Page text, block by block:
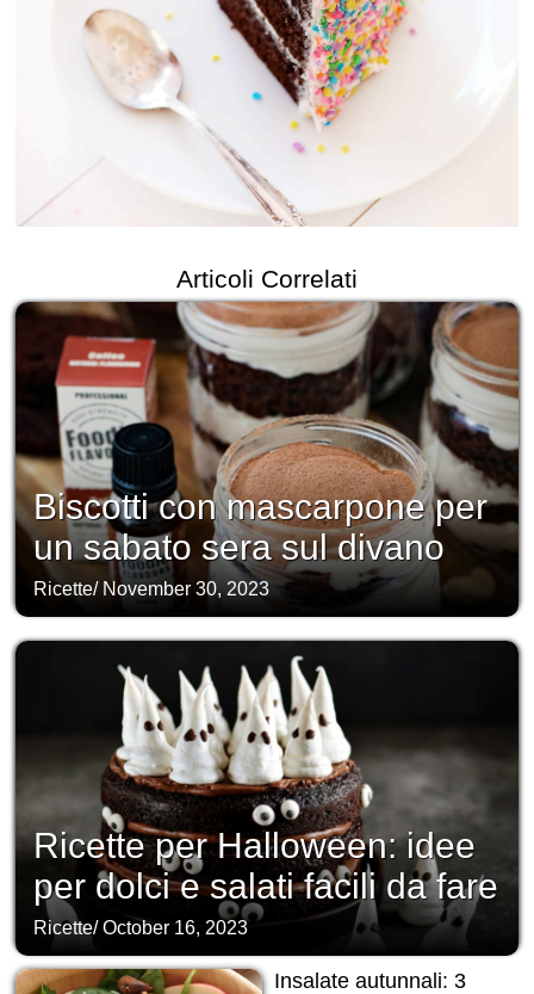
Articoli Correlati
Biscotti con mascarpone per
un sabato sera sul divano
Ricette/ November 30, 2023
Ricette per Halloween: idee
per dolci e salati facili da fare
Ricette/October 16, 2023
Insalate autunnali: 3